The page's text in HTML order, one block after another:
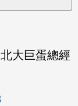
大巨蛋總經